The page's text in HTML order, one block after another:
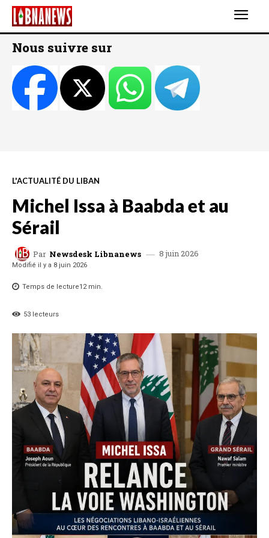
Nous suivre sur
L'ACTUALITÉ DU LIBAN
Michel Issa à Baabda et au
Sérail
Par Newsdesk Libnanews 8 juin 2026
Modifié il y a 8 juin 2026
Temps de lecture12min.
53 lecteurs